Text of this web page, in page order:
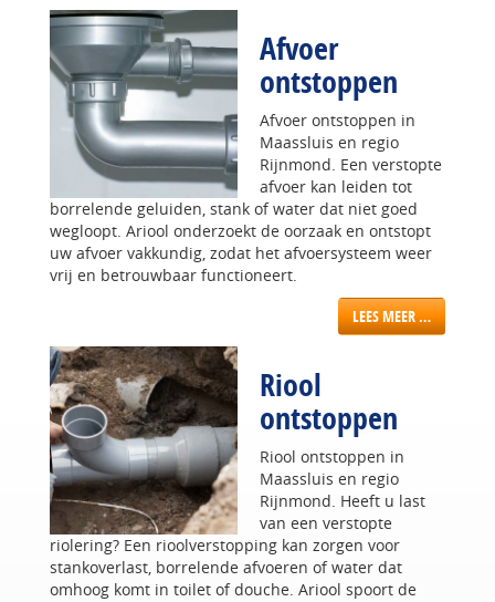
Afvoer
ontstoppen
Afvoer ontstoppen in
Maassluis en regio
Rijnmond. Een verstopte
afvoer kan leiden tot
borrelende geluiden, stank of water dat niet goed
wegloopt. Ariool onderzoekt de oorzaak en ontstopt
uw afvoer vakkundig, zodat het afvoersysteem weer
vrij en betrouwbaar functioneert.
LEES MEER …
Riool
ontstoppen
Riool ontstoppen in
Maassluis en regio
Rijnmond. Heeft u last
van een verstopte
riolering? Een rioolverstopping kan zorgen voor
stankoverlast, borrelende afvoeren of water dat
omhoog komt in toilet of douche. Ariool spoort de